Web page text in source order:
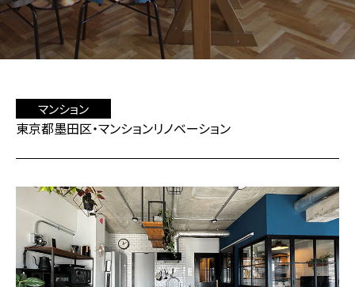
マンション
東京都墨田区・マンションリノベーション